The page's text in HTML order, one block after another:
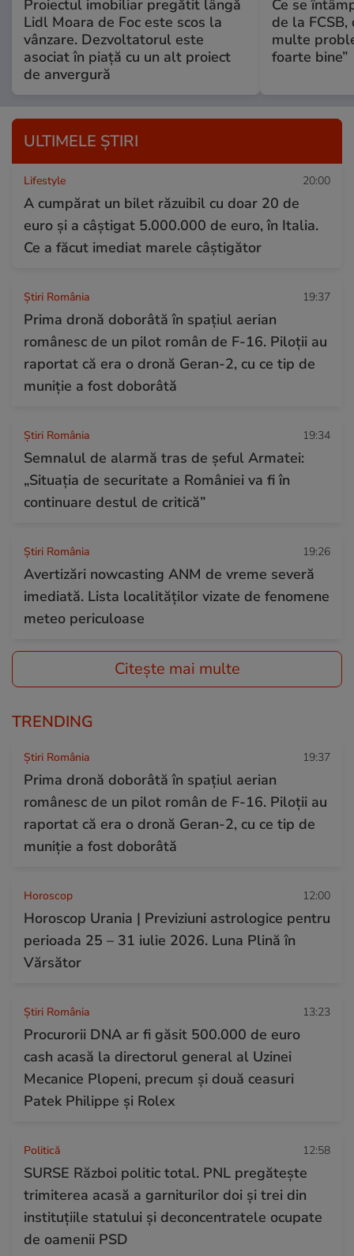
Proiectul imobiliar pregătit lângă
Lidl Moara de Foc este scos la
vânzare. Dezvoltatorul este
asociat în piață cu un alt proiect
de anvergură
Ce se
de la
multe
foarte bine”
ULTIMELE ȘTIRI
Lifestyle 20:00
A cumpărat un bilet răzuibil cu doar 20 de
euro și a câștigat 5.000.000 de euro, în Italia.
Ce a făcut imediat marele câștigător
Știri România 19:37
Prima dronă doborâtă în spațiul aerian
românesc de un pilot român de F-16. Piloții au
raportat că era o dronă Geran-2, cu ce tip de
muniție a fost doborâtă
Știri România 19:34
Semnalul de alarmă tras de șeful Armatei:
„Situația de securitate a României va fi în
continuare destul de critică”
Știri România 19:26
Avertizări nowcasting ANM de vreme severă
imediată. Lista localităților vizate de fenomene
meteo periculoase
Citește mai multe
TRENDING
Știri România 19:37
Prima dronă doborâtă în spațiul aerian
românesc de un pilot român de F-16. Piloții au
raportat că era o dronă Geran-2, cu ce tip de
muniție a fost doborâtă
Horoscop 12:00
Horoscop Urania | Previziuni astrologice pentru
perioada 25 – 31 iulie 2026. Luna Plină în
Vărsător
Știri România 13:23
Procurorii DNA ar fi găsit 500.000 de euro
cash acasă la directorul general al Uzinei
Mecanice Plopeni, precum și două ceasuri
Patek Philippe și Rolex
Politică 12:58
SURSE Război politic total. PNL pregătește
trimiterea acasă a garniturilor doi și trei din
instituțiile statului și deconcentratele ocupate
de oamenii PSD